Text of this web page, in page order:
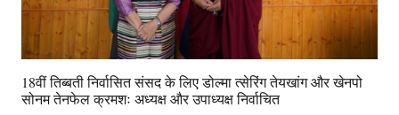
18वीं तिब्बती निर्वासित संसद के लिए डोल्मा त्सेरिंग तेयखांग और खेनपो
सोनम तेनफेल क्रमशः अध्यक्ष और उपाध्यक्ष निर्वाचित